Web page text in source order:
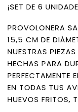
¡SET DE 6
PROVOLONERA
15,5 CM DE
NUESTRAS
HECHAS PARA
PERFECTAMENTE
EN TODAS TUS
HUEVOS FRITOS,